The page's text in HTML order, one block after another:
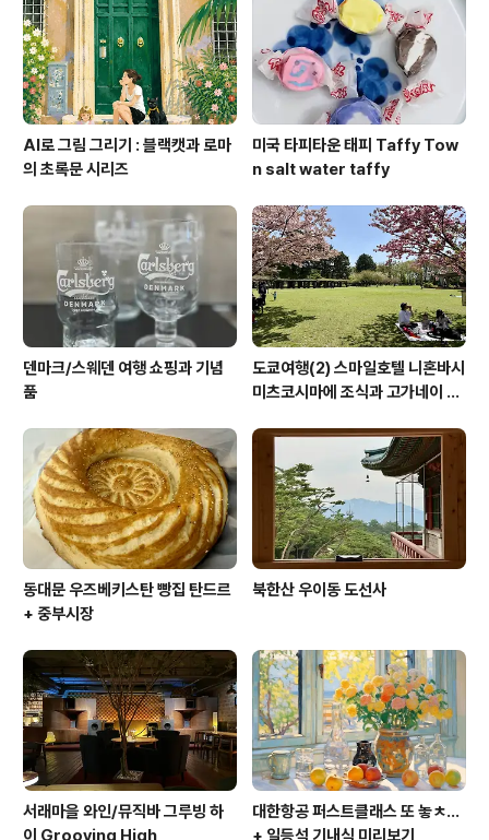
AI로 그림 그리기 : 블랙캣과 로마
의 초록문 시리즈
미국 타피타운 태피 Taffy Tow
n salt water taffy
덴마크/스웨덴 여행 쇼핑과 기념
품
도쿄여행(2) 스마일호텔 니혼바시
미츠코시마에 조식과 고가네이 공
동대문 우즈베키스탄 빵집 탄드르
+ 중부시장
북한산 우이동 도선사
서래마을 와인/뮤직바 그루빙 하
대한항공 퍼스트클래스 또 놓ㅊ...